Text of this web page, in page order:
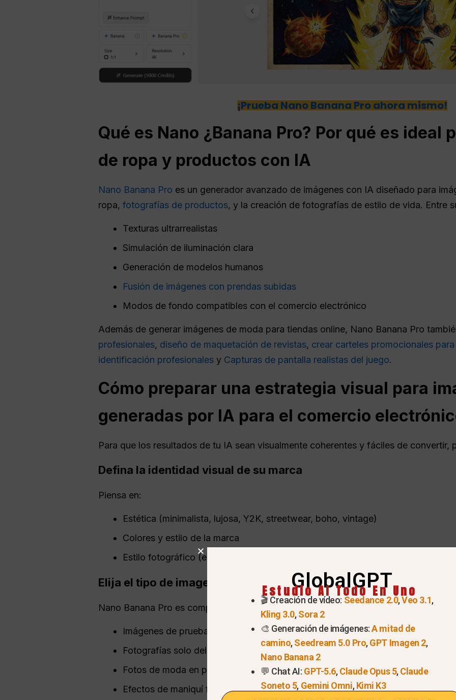
¡Prueba Nano Banana Pro ahora mismo!
Qué es Nano ¿Banana Pro? Por qué es ideal
de ropa y productos con IA
Nano Banana Pro es un generador avanzado de imágenes con IA diseñado para
ropa, fotografías de productos, y la creación de fotografías de estilo de vida. Entre
Texturas ultrarrealistas
Simulación de iluminación clara
Generación de modelos humanos
Fusión de imágenes con prendas subidas
Modos de fondo compatibles con el comercio electrónico
Además de generar imágenes de moda para tiendas online, Nano Banana Pro
profesionales, diseño de maquetación de revistas, crear carteles promocionales
identificación profesionales y Capturas de pantalla realistas del juego.
Cómo preparar una estrategia visual para
generadas por IA para el comercio
Para que los resultados de tu IA sean visualmente coherentes y fáciles de convertir,
Defina la identidad visual de su marca
Piensa en:
Estética (minimalista, lujosa, Y2K, streetwear, boho, vintage)
Colores y estilo de la marca
Estilo fotográfico (estudio, estilo de vida, editorial, pasarela)
Elija el tipo de imagen que necesita
Nano Banana Pro es compatible con:
Imágenes de prueba de modelos
Fotografías solo del producto
Fotos de moda en plano
Efectos de maniquí fantasma
GlobalGPT
Estudio AI Todo En Uno
🎬 Creación de vídeo: Seedance 2.0,Veo 3.1,
Kling 3.0,Sora 2
🎨 Generación de imágenes:A mitad de
camino,Seedream 5.0 Pro,GPT Imagen 2,
Nano Banana 2
💬 Chat AI: GPT-5.6,Claude Opus 5,Claude
Soneto 5, Gemini Omni,Kimi K3